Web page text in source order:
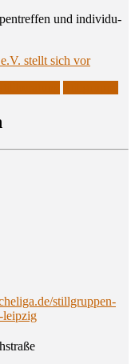
und indi­vi­du­
stellt sich vor
stillgruppen-
leipzig